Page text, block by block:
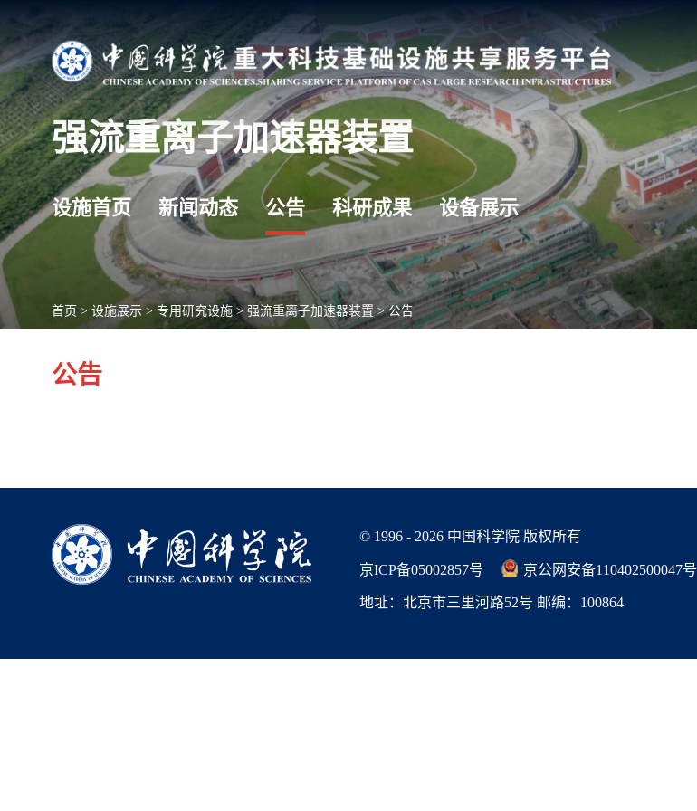
强流重离子加速器装置
设施首页 新闻动态 公告 科研成果 设备展示
首页 > 设施展示> 专用研究设施> 强流重离子加速器装置 >公告
公告
© 1996 - 2026 中国科学院 版权所有
京ICP备05002857号 京公网安备110402500047号
地址：北京市三里河路52号 邮编：100864